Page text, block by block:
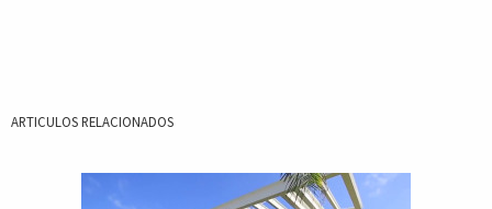
ARTICULOS RELACIONADOS